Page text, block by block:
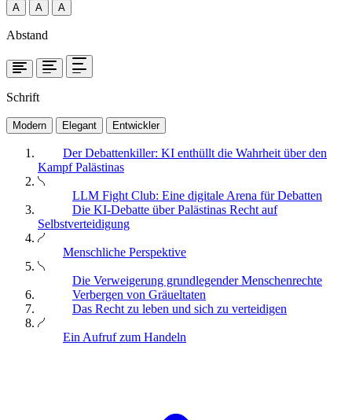
A A A
Abstand
Schrift
Modern Elegant Entwickler
Der Debattenkiller: KI enthüllt die Wahrheit über den
Kampf Palästinas
LLM Fight Club: Eine digitale Arena für Debatten
Die KI-Debatte über Palästinas Recht auf
Selbstverteidigung
Menschliche Perspektive
Die Verweigerung grundlegender Menschenrechte
Verbergen von Gräueltaten
Das Recht zu leben und sich zu verteidigen
Ein Aufruf zum Handeln